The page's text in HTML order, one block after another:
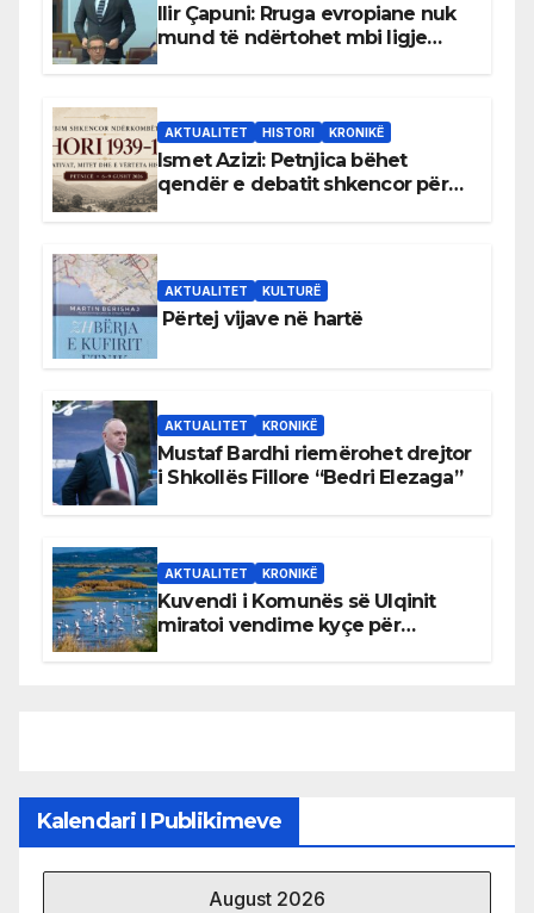
Ilir Çapuni: Rruga evropiane nuk
mund të ndërtohet mbi ligje
AKTUALITET HISTORI KRONIKË
Ismet Azizi: Petnjica bëhet
qendër e debatit shkencor për
AKTUALITET KULTURË
Përtej vijave në hartë
AKTUALITET KRONIKË
Mustaf Bardhi riemërohet drejtor
i Shkollës Fillore “Bedri Elezaga”
AKTUALITET KRONIKË
Kuvendi i Komunës së Ulqinit
miratoi vendime kyçe për
Kalendari I Publikimeve
August 2026